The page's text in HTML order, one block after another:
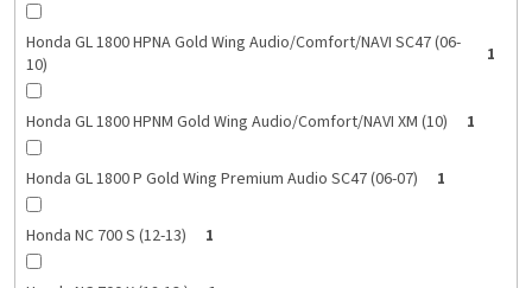
Honda GL 1800 HPNA Gold Wing Audio/Comfort/NAVI SC47 (06-
10)
1
Honda GL 1800 HPNM Gold Wing Audio/Comfort/NAVI XM (10) 1
Honda GL 1800 P Gold Wing Premium Audio SC47 (06-07) 1
Honda NC 700 S (12-13) 1